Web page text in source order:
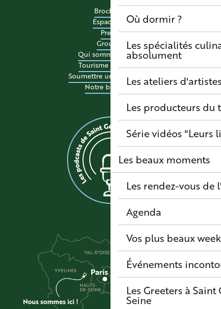
Où dormir ?
Les spécialités
absolument
Les ateliers
Les producteurs du
Série vidéos "Leurs
Les beaux moments
Les rendez-vous de
Agenda
Vos plus beaux
Événements
Les Greeters à
Seine
Brochures
Espace pro
Presse
Groupes
Qui sommes-nous ?
Tourisme accessible
Soumettre un événement
Notre boutique